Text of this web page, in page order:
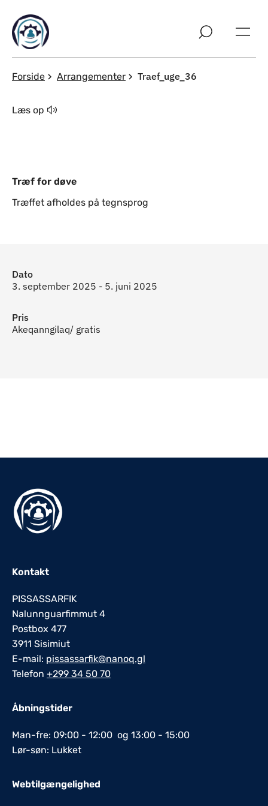
Forside Arrangementer Traef_uge_36
Læs op
Træf for døve
Træffet afholdes på tegnsprog
Dato
3. september 2025 - 5. juni 2025
Pris
Akeqanngilaq/ gratis
Kontakt
PISSASSARFIK
Nalunnguarfimmut 4
Postbox 477
3911 Sisimiut
E-mail: pissassarfik@nanoq.gl
Telefon +299 34 50 70
Åbningstider
Man-fre: 09:00 - 12:00 og 13:00 - 15:00
Lør-søn: Lukket
Webtilgængelighed